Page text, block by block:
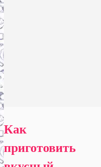
Как
приготовить